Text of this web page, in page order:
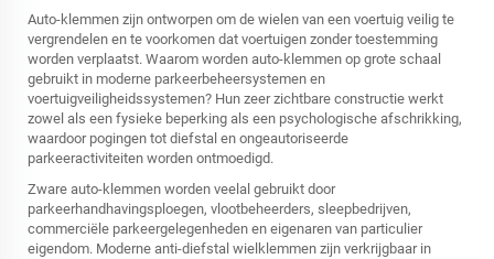
Auto-klemmen zijn ontworpen om de wielen van een voertuig veilig te
vergrendelen en te voorkomen dat voertuigen zonder toestemming
worden verplaatst. Waarom worden auto-klemmen op grote schaal
gebruikt in moderne parkeerbeheersystemen en
voertuigveiligheidssystemen? Hun zeer zichtbare constructie werkt
zowel als een fysieke beperking als een psychologische afschrikking,
waardoor pogingen tot diefstal en ongeautoriseerde
parkeeractiviteiten worden ontmoedigd.
Zware auto-klemmen worden veelal gebruikt door
parkeerhandhavingsploegen, vlootbeheerders, sleepbedrijven,
commerciële parkeergelegenheden en eigenaren van particulier
eigendom. Moderne anti-diefstal wielklemmen zijn verkrijgbaar in